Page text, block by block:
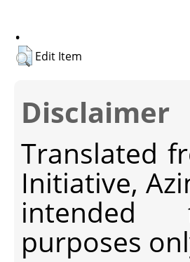
.
Edit Item
Disclaimer
Translated
Initiative,
intended
purposes